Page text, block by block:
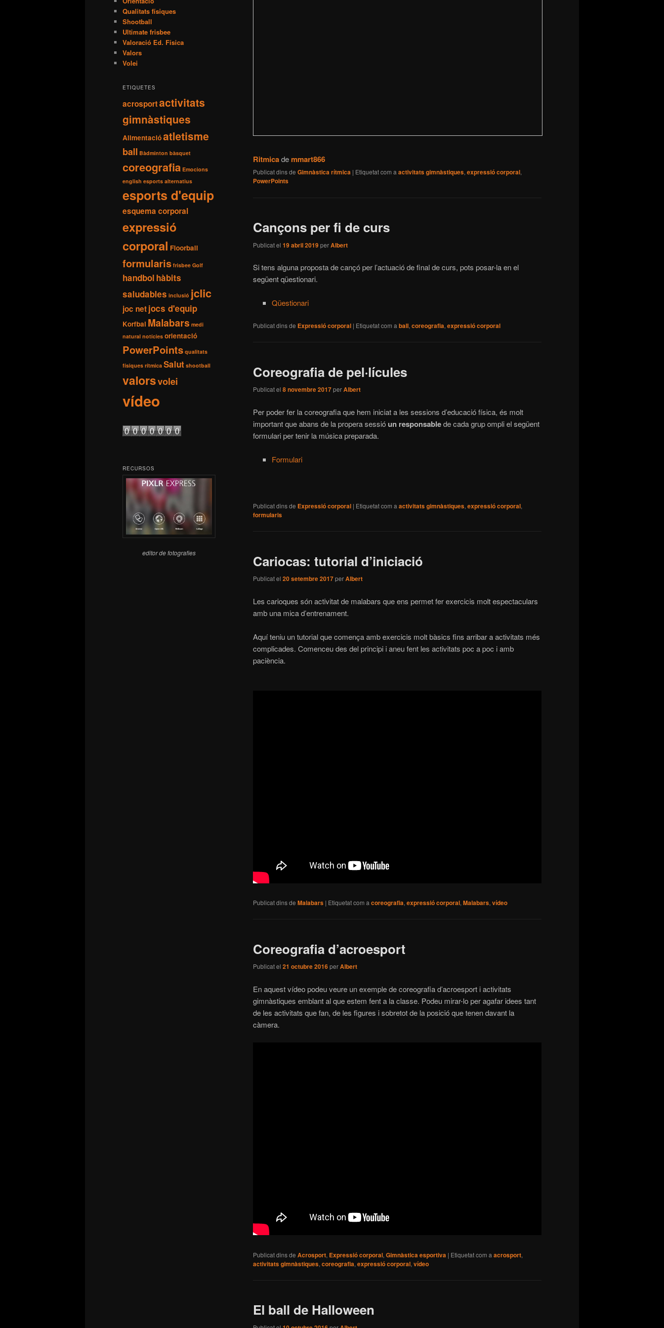
Ritmicade mmart866
Publicat dins de Gimnàstica rítmica | Etiquetat com a activitats gimnàstiques, expressió corporal,
PowerPoints
Cançons per fi de curs
Publicat el 19 abril 2019perAlbert
Si tens alguna proposta de cançó per l’actuació de final de curs, pots posar-la en el
següent qüestionari.
Qüestionari
Publicat dins de Expressió corporal | Etiquetat com a ball, coreografia, expressió corporal
Coreografia de pel·lícules
Publicat el 8 novembre 2017perAlbert
Per poder fer la coreografia que hem iniciat a les sessions d’educació física, és molt
important que abans de la propera sessió un responsablede cada grup ompli el següent
formulari per tenir la música preparada.
Formulari
Publicat dins de Expressió corporal | Etiquetat com a activitats gimnàstiques, expressió corporal,
formularis
Cariocas: tutorial d’iniciació
Publicat el 20 setembre 2017perAlbert
Les carioques són activitat de malabars que ens permet fer exercicis molt espectaculars
amb una mica d’entrenament.
Aquí teniu un tutorial que comença amb exercicis molt bàsics fins arribar a activitats més
complicades. Comenceu des del principi i aneu fent les activitats poc a poc i amb
paciència.
Publicat dins de Malabars | Etiquetat com a coreografia, expressió corporal, Malabars, vídeo
Coreografia d’acroesport
Publicat el 21 octubre 2016perAlbert
En aquest vídeo podeu veure un exemple de coreografia d’acroesport i activitats
gimnàstiques emblant al que estem fent a la classe. Podeu mirar-lo per agafar idees tant
de les activitats que fan, de les figures i sobretot de la posició que tenen davant la
càmera.
Publicat dins de Acrosport, Expressió corporal, Gimnàstica esportiva | Etiquetat com a acrosport,
activitats gimnàstiques, coreografia, expressió corporal, vídeo
El ball de Halloween
Qualitats físiques
Shootball
Ultimate frisbee
Valoració Ed. Física
Valors
Volei
ETIQUETES
acrosportactivitats
gimnàstiques
Alimentacióatletisme
ball Bàdminton bàsquet
coreografia Emocions
english esports alternatius
esports d'equip
esquema corporal
expressió
corporal Floorball
formularis frisbee Golf
handbol hàbits
saludables inclusió jclic
joc netjocs d'equip
Korfbal Malabars medi
natural notícies orientació
PowerPoints qualitats
físiques rítmica Salut shootball
valorsvolei
vídeo
RECURSOS
editor de fotografies